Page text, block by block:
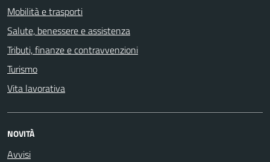
Mobilità e trasporti
Salute, benessere e assistenza
Tributi, finanze e contravvenzioni
Turismo
Vita lavorativa
NOVITÀ
Avvisi